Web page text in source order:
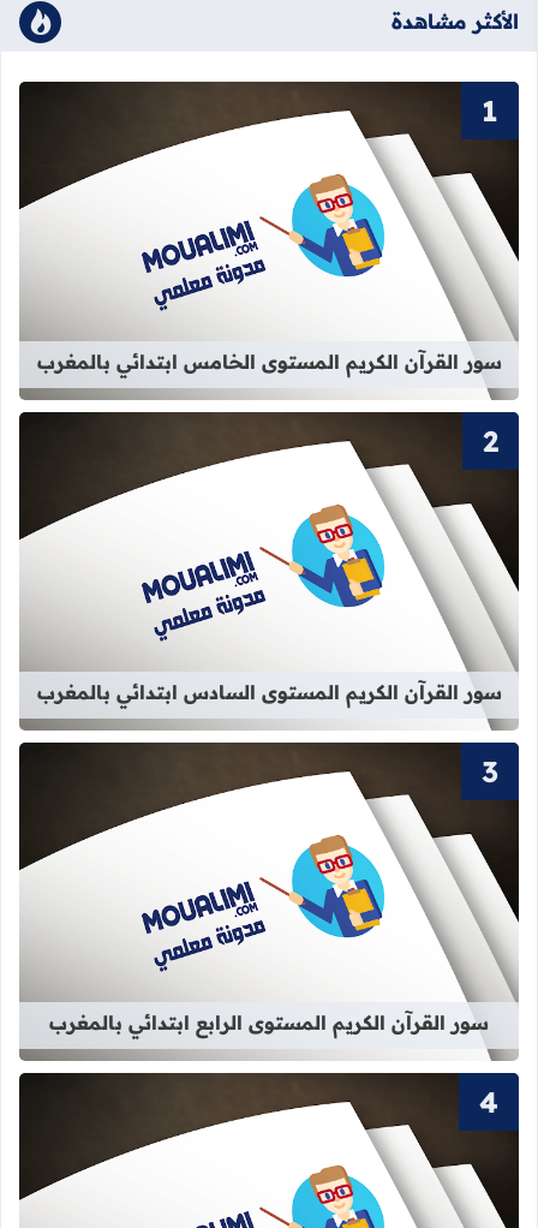
الأكثر مشاهدة
قراءة المزيد عن سور القرآن
سور القرآن الكريم المستوى الخامس ابتدائي بالمغرب
قراءة المزيد عن سور القرآن
سور القرآن الكريم المستوى السادس ابتدائي بالمغرب
قراءة المزيد عن سور القرآن الكريم
سور القرآن الكريم المستوى الرابع ابتدائي بالمغرب